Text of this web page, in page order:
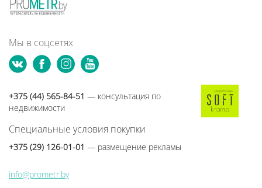
района - это информационный ресурс, где
жилье и компаниях-застройщиках. На портале
сможете подобрать подходящий вариант для покупки
Мы в соцсетях
+375 (44) 565-84-51 — консультация по
недвижимости
Специальные условия покупки
+375 (29) 126-01-01 — размещение рекламы
info@prometr.by